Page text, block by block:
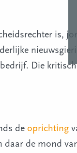
is,
Die
de oprichting
daar de mond